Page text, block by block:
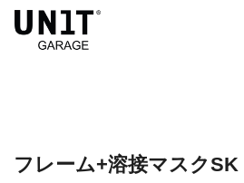
フレーム+溶接マスクSK